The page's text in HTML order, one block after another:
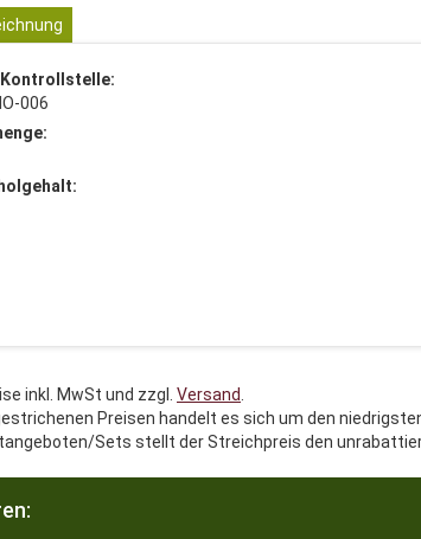
006
inkl. MwSt und zzgl. Versand
Preisen handelt es sich um den
Sets stellt der Streichpreis den